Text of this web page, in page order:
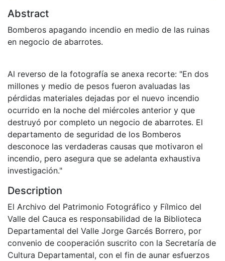
Abstract
Bomberos apagando incendio en medio de las ruinas
en negocio de abarrotes.
Al reverso de la fotografía se anexa recorte: "En dos
millones y medio de pesos fueron avaluadas las
pérdidas materiales dejadas por el nuevo incendio
ocurrido en la noche del miércoles anterior y que
destruyó por completo un negocio de abarrotes. El
departamento de seguridad de los Bomberos
desconoce las verdaderas causas que motivaron el
incendio, pero asegura que se adelanta exhaustiva
investigación."
Description
El Archivo del Patrimonio Fotográfico y Fílmico del
Valle del Cauca es responsabilidad de la Biblioteca
Departamental del Valle Jorge Garcés Borrero, por
convenio de cooperación suscrito con la Secretaría de
Cultura Departamental, con el fin de aunar esfuerzos